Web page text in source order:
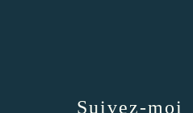
Suivez-moi